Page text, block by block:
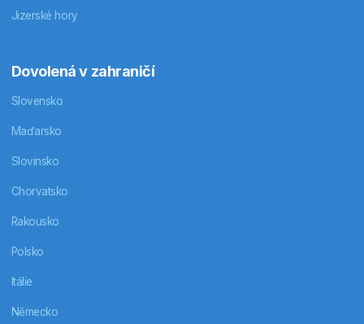
Jizerské hory
Dovolená v zahraničí
Slovensko
Maďarsko
Slovinsko
Chorvatsko
Rakousko
Polsko
Itálie
Německo